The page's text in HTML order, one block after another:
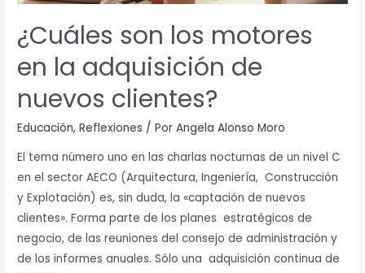
¿Cuáles son los motores
en la adquisición de
nuevos clientes?
Educación,Reflexiones / PorAngela Alonso Moro
El tema número uno en las charlas nocturnas de un nivel C
en el sector AECO (Arquitectura, Ingeniería, Construcción
y Explotación) es, sin duda, la «captación de nuevos
clientes». Forma parte de los planes estratégicos de
negocio, de las reuniones del consejo de administración y
de los informes anuales. Sólo una adquisición continua de